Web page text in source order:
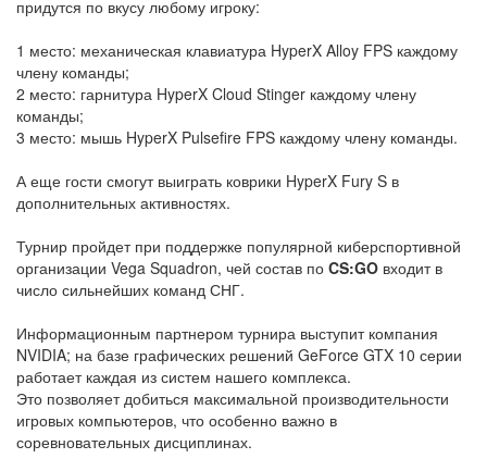
придутся по вкусу любому игроку:
1 место: механическая клавиатура HyperX Alloy FPS каждому
члену команды;
2 место: гарнитура HyperX Cloud Stinger каждому члену
команды;
3 место: мышь HyperX Pulsefire FPS каждому члену команды.
А еще гости смогут выиграть коврики HyperX Fury S в
дополнительных активностях.
Турнир пройдет при поддержке популярной киберспортивной
организации Vega Squadron, чей состав по CS:GO входит в
число сильнейших команд СНГ.
Информационным партнером турнира выступит компания
NVIDIA; на базе графических решений GeForce GTX 10 серии
работает каждая из систем нашего комплекса.
Это позволяет добиться максимальной производительности
игровых компьютеров, что особенно важно в
соревновательных дисциплинах.